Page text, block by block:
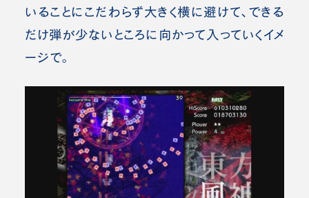
いることにこだわらず大きく横に避けて、できる
だけ弾が少ないところに向かって入っていくイメ
ージで。